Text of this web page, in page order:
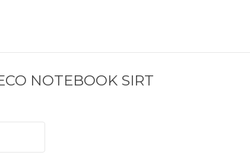
NOTEBOOK SIRT